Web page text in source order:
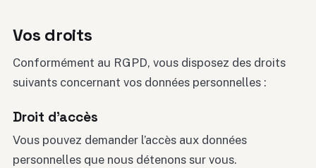
Vos droits
Conformément au RGPD, vous disposez des droits
suivants concernant vos données personnelles :
Droit d’accès
Vous pouvez demander l’accès aux données
personnelles que nous détenons sur vous.